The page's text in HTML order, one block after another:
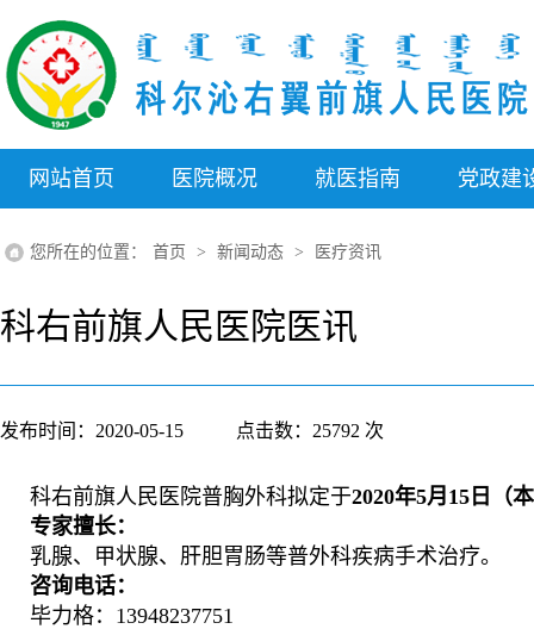
网站首页 医院概况
医院介绍
领导介绍
医疗设备
联系我们
专家介绍
就医指南
就医流程
医保信息
查询服务
特色医疗
党政建
医德医
您所在的位置： 首页 > 新闻动态 > 医疗资讯
科右前旗人民医院医讯
发布时间： 2020-05-15 点击数： 25792 次
科右前旗人民医院普胸外科拟定于2020年5月15日（
专家擅长：
乳腺、甲状腺、肝胆胃肠等普外科疾病手术治疗。
咨询电话：
毕力格：13948237751